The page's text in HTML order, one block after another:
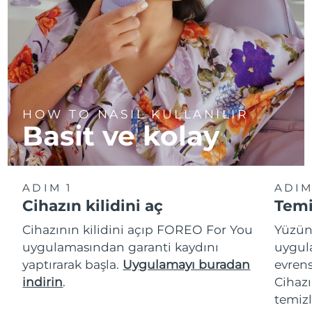
HOW TO NASIL KULLANILIR
Basit ve kolay
ADIM 1
Cihazın kilidini aç
Cihazının kilidini açıp FOREO For You
uygulamasından garanti kaydını
yaptırarak başla. Uygulamayı buradan
indirin.